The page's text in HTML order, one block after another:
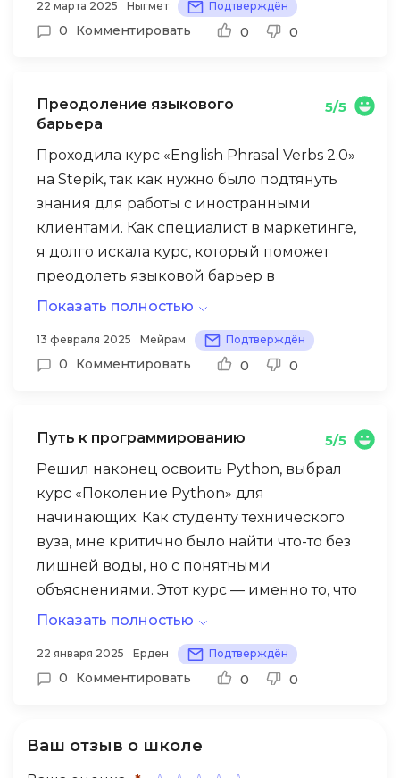
особенно учитывая соотношение цены и
качества.
до продвижения. Особенно понравился
раздел по монетизации — 7% комиссия
первый курс по программированию для
школьников и набрал более 200 учеников
из разных городов Казахстана. Планирую
развивать это направление дальше. Stepik
дает преподавателям отличную
возможность для профессионального
роста и дополнительного дохода.
22 марта 2025 Ныгмет Подтверждён
0 Комментировать 0 0
Преодоление языкового
барьера
5/5
Проходила курс «English Phrasal Verbs 2.0»
на Stepik, так как нужно было подтянуть
знания для работы с иностранными
клиентами. Как специалист в маркетинге,
я долго искала курс, который поможет
преодолеть языковой барьер в
профессиональной сфере. Структура
короткие видео с понятными примерами
и сразу же практика. Система
уровень английского значительно вырос,
теперь могу свободно общаться с
клиентами и читать профессиональную
литературу. Особенно ценно, что можно
заниматься с телефона в любую
свободную минуту. Для нас, казахстанцев,
владение языками — большое
преимущество на рынке труда.
Показать полностью
13 февраля 2025 Мейрам Подтверждён
0 Комментировать 0 0
Путь к программированию
5/5
Решил наконец освоить Python, выбрал
курс «Поколение Python» для
начинающих. Как студенту технического
вуза, мне критично было найти что-то без
лишней воды, но с понятными
объяснениями. Этот курс — именно то, что
нужно! Материал подается
практических заданий, которые сразу
проверяются системой. Особенно
Показать полностью
22 января 2025 Ерден Подтверждён
0 Комментировать 0 0
Ваш отзыв о школе